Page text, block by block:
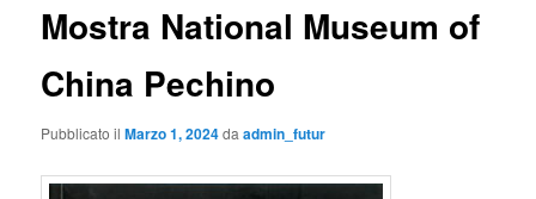
Mostra National Museum of
China Pechino
Pubblicato ilMarzo 1, 2024daadmin_futur